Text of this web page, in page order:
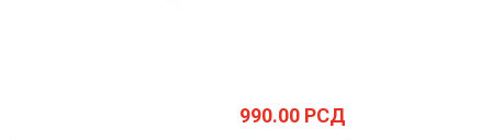
990.00 РСД